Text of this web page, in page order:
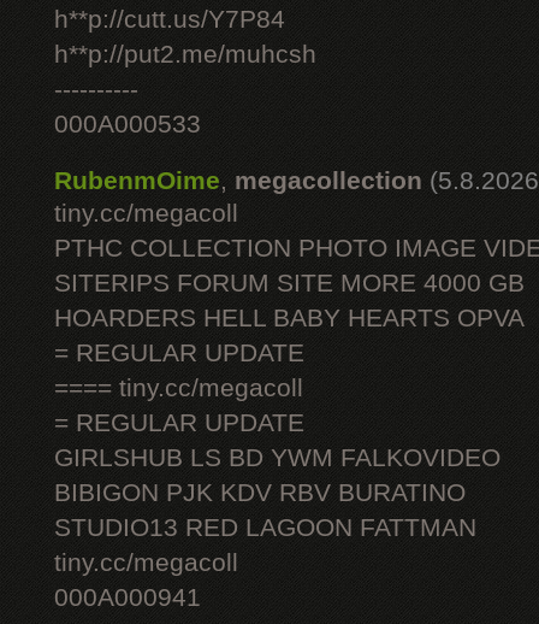
h**p://cutt.us/Y7P84
h**p://put2.me/muhcsh
----------
000A000533
RubenmOime, megacollection
tiny.cc/megacoll
PTHC COLLECTION PHOTO IMAGE
SITERIPS FORUM SITE MORE 4000 GB
HOARDERS HELL BABY HEARTS OPVA
= REGULAR UPDATE
==== tiny.cc/megacoll
= REGULAR UPDATE
GIRLSHUB LS BD YWM FALKOVIDEO
BIBIGON PJK KDV RBV BURATINO
STUDIO13 RED LAGOON FATTMAN
tiny.cc/megacoll
000A000941